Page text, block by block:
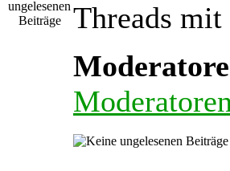
Threads
Moderatoren